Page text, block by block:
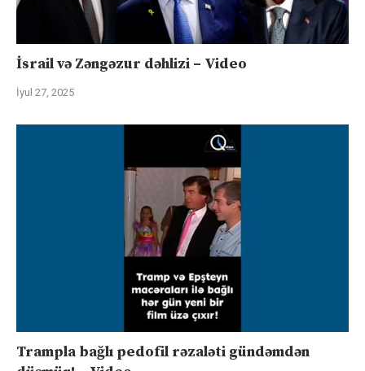
İsrail və Zəngəzur dəhlizi – Video
İyul 27, 2025
Trampla bağlı pedofil rəzaləti gündəmdən